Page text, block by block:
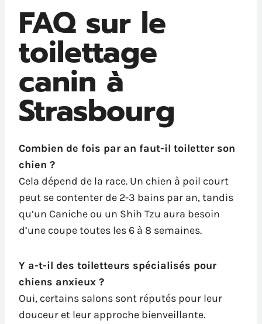
FAQ sur le
toilettage
canin à
Strasbourg
Combien de fois par an faut-il toiletter son
chien ?
Cela dépend de la race. Un chien à poil court
peut se contenter de 2-3 bains par an, tandis
qu’un Caniche ou un Shih Tzu aura besoin
d’une coupe toutes les 6 à 8 semaines.
Y a-t-il des toiletteurs spécialisés pour
chiens anxieux ?
Oui, certains salons sont réputés pour leur
douceur et leur approche bienveillante.